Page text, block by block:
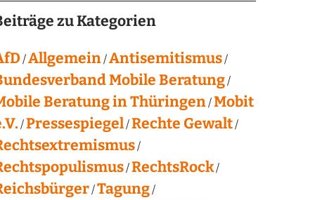
zu Kategorien
Allgemein Antisemitismus
Mobile Beratung
Beratung in Thüringen Mobit
Pressespiegel Rechte Gewalt
RechtsRock
Tagung